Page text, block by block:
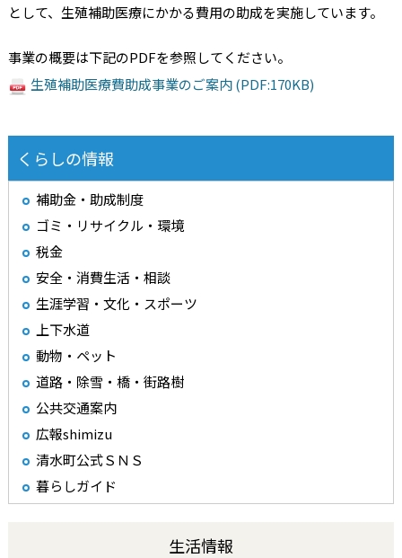
くらしの情報
補助金・助成制度
ゴミ・リサイクル・環境
税金
安全・消費生活・相談
生涯学習・文化・スポーツ
上下水道
動物・ペット
道路・除雪・橋・街路樹
公共交通案内
広報shimizu
清水町公式ＳＮＳ
暮らしガイド
生活情報
として、生殖補助医療にかかる費用の助成を実施しています。
事業の概要は下記のPDFを参照してください。
生殖補助医療費助成事業のご案内 (PDF:170KB)